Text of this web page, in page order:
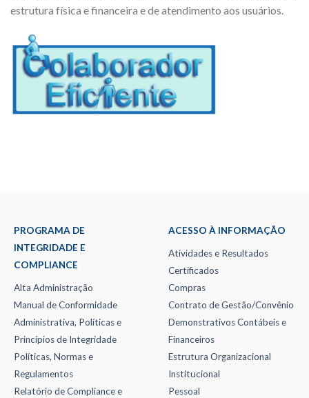
estrutura física e financeira e de atendimento aos usuários.
PROGRAMA DE
INTEGRIDADE E
COMPLIANCE
Alta Administração
Manual de Conformidade
Administrativa, Políticas e
Princípios de Integridade
Políticas, Normas e
Regulamentos
Relatório de Compliance e
ACESSO À INFORMAÇÃO
Atividades e Resultados
Certificados
Compras
Contrato de Gestão/Convênio
Demonstrativos Contábeis e
Financeiros
Estrutura Organizacional
Institucional
Pessoal